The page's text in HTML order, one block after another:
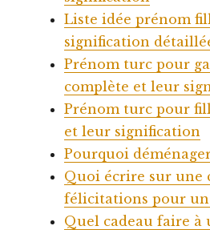
Liste idée prénom
signification
Prénom turc pour
complète et leur
Prénom turc pour
et leur signification
Pourquoi
Quoi écrire sur une
félicitations pour un
Quel cadeau faire à